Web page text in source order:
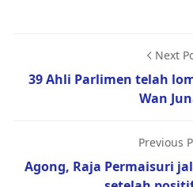
Next
39 Ahli Parlimen telah
Wan
Previous
Agong, Raja Permaisuri